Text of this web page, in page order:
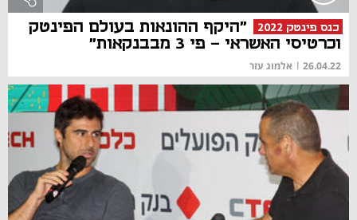
כנס פינטק 2022
"היקף ההונאות בעולם הפינטק
וכרטיסי האשראי - פי 3 מבבנקאות"
26.04.22
| אלמוג עזר